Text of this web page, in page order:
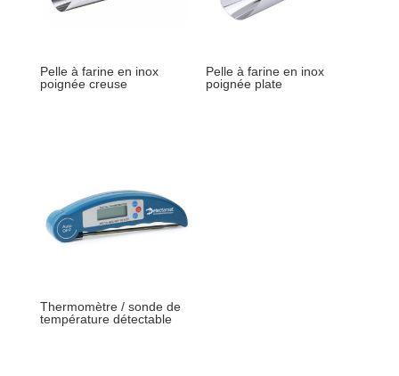
Pelle à farine en inox
poignée creuse
Pelle à farine en inox
poignée plate
Thermomètre / sonde de
température détectable